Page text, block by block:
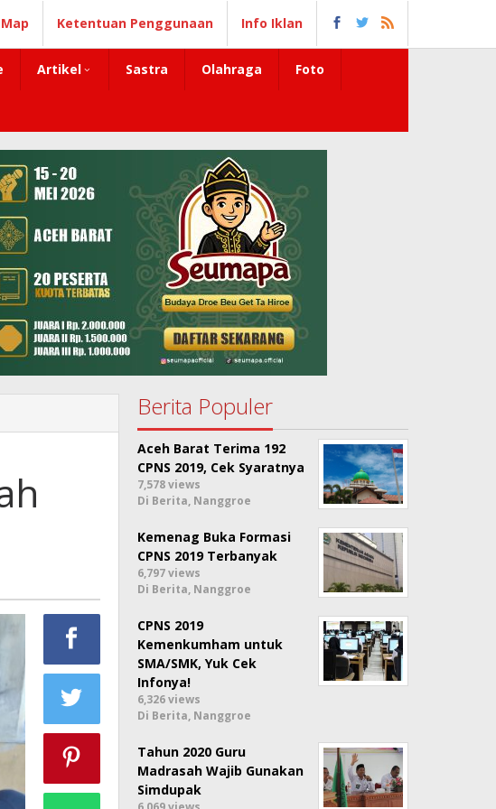
Ketentuan Penggunaan Info Iklan
Artikel Sastra Olahraga Foto
Berita Populer
Aceh Barat Terima 192
CPNS 2019, Cek Syaratnya
7,578 views
Di Berita, Nanggroe
Kemenag Buka Formasi
CPNS 2019 Terbanyak
6,797 views
Di Berita, Nanggroe
CPNS 2019
Kemenkumham untuk
SMA/SMK, Yuk Cek
Infonya!
6,326 views
Di Berita, Nanggroe
Tahun 2020 Guru
Madrasah Wajib Gunakan
Simdupak